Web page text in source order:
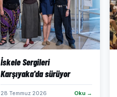
İskele Sergileri
Karşıyaka'da sürüyor
28 Temmuz 2026 Oku →